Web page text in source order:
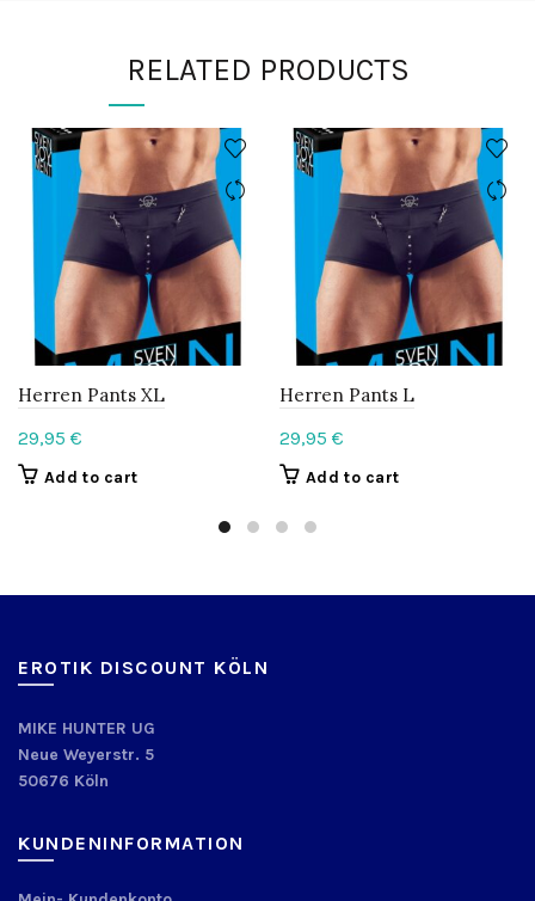
RELATED PRODUCTS
Herren Pants XL
29,95 €
Add to cart
Herren Pants L
29,95 €
Add to cart
EROTIK DISCOUNT KÖLN
MIKE HUNTER UG
Neue Weyerstr. 5
50676 Köln
KUNDENINFORMATION